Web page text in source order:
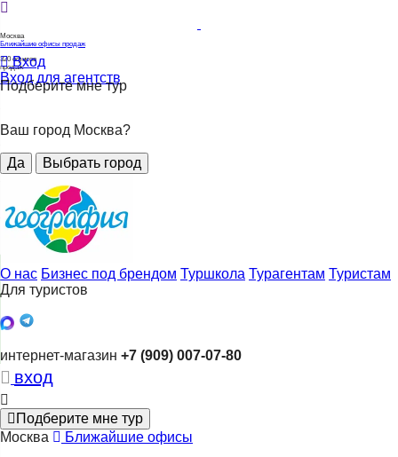
Москва
Ближайшие офисы продаж
320 офисов
продаж
Вход
Вход для агентств
Подберите мне тур
Ваш город Москва?
Да Выбрать город
О нас Бизнес под брендом Туршкола Турагентам Туристам
Для туристов
интернет-магазин +7 (909) 007-07-80
вход
Подберите мне тур
Москва
Ближайшие офисы